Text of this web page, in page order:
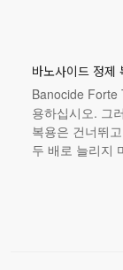
바노사이드 정제
Banocide Forte
용하십시오. 그
복용은 건너뛰
두 배로 늘리지